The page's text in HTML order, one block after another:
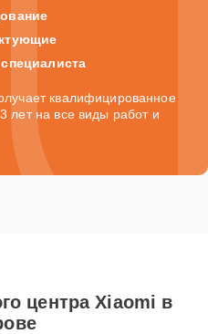
квалифицированное
лет на все виды работ и
центра Xiaomi в